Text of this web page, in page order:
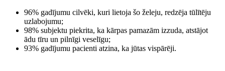
96% gadījumu cilvēki, kuri lietoja šo želeju, redzēja tūlītēju
uzlabojumu;
98% subjektu piekrita, ka kārpas pamazām izzuda, atstājot
ādu tīru un pilnīgi veselīgu;
93% gadījumu pacienti atzina, ka jūtas vispārēji.